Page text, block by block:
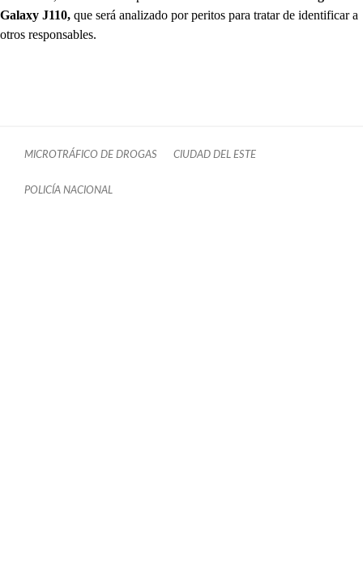
Galaxy J110, que será analizado por peritos para tratar de identificar a
otros responsables.
MICROTRÁFICO DE DROGAS CIUDAD DEL ESTE
POLICÍA NACIONAL